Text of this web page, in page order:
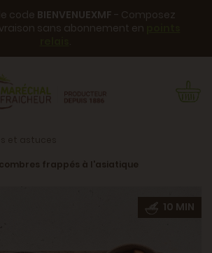
code BIENVENUEXMF - Composez
sans abonnement en
.
frappés à l'asiatique
10 MIN